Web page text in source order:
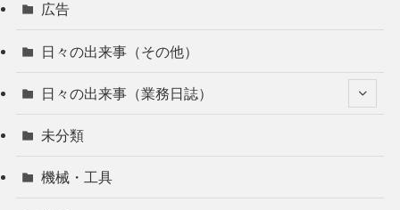
広告
日々の出来事（その他）
日々の出来事（業務日誌）
未分類
機械・工具